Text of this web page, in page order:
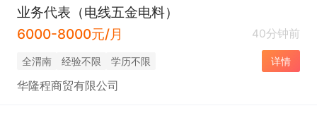
业务代表（电线五金电料）
6000-8000元/月
40分钟前
全渭南 经验不限 学历不限 详情
华隆程商贸有限公司